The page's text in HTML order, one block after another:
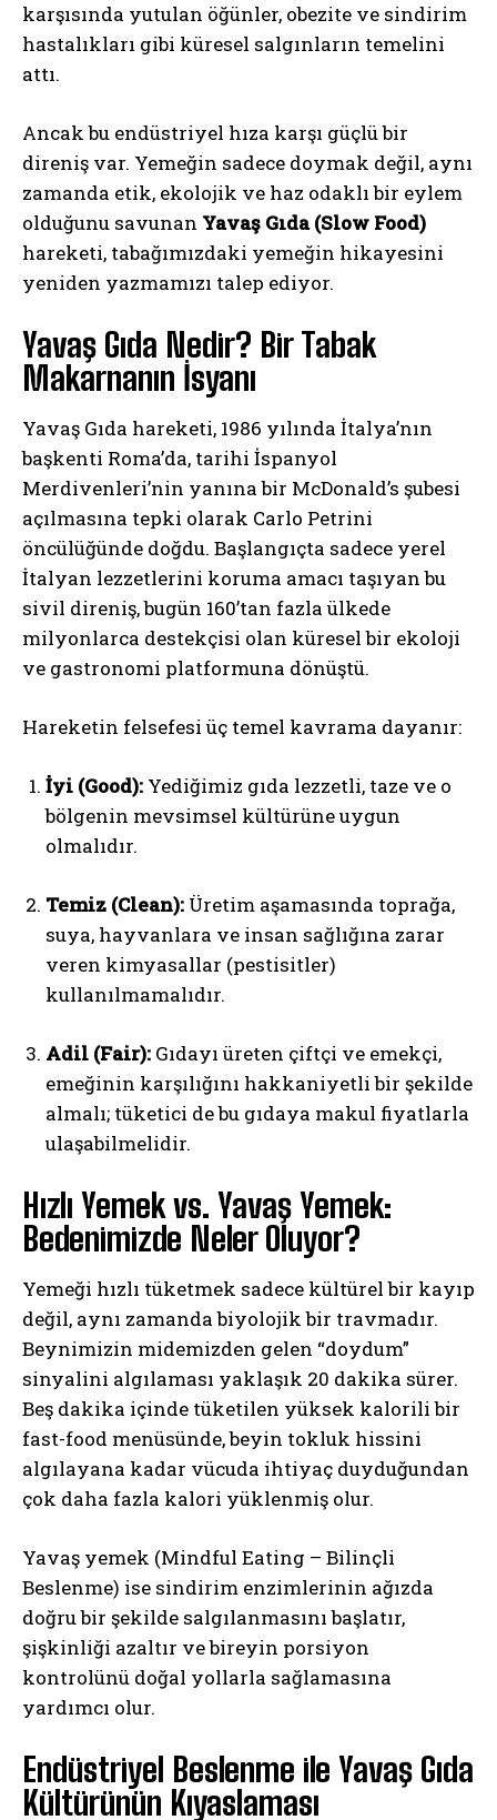
karşısında yutulan öğünler, obezite ve sindirim
hastalıkları gibi küresel salgınların temelini
attı.
Ancak bu endüstriyel hıza karşı güçlü bir
direniş var. Yemeğin sadece doymak değil, aynı
zamanda etik, ekolojik ve haz odaklı bir eylem
olduğunu savunan Yavaş Gıda (Slow Food)
hareketi, tabağımızdaki yemeğin hikayesini
yeniden yazmamızı talep ediyor.
Yavaş Gıda Nedir? Bir Tabak
Makarnanın İsyanı
Yavaş Gıda hareketi, 1986 yılında İtalya’nın
başkenti Roma’da, tarihi İspanyol
Merdivenleri’nin yanına bir McDonald’s şubesi
açılmasına tepki olarak Carlo Petrini
öncülüğünde doğdu. Başlangıçta sadece yerel
İtalyan lezzetlerini koruma amacı taşıyan bu
sivil direniş, bugün 160’tan fazla ülkede
milyonlarca destekçisi olan küresel bir ekoloji
ve gastronomi platformuna dönüştü.
Hareketin felsefesi üç temel kavrama dayanır:
İyi (Good): Yediğimiz gıda lezzetli, taze ve o
bölgenin mevsimsel kültürüne uygun
olmalıdır.
Temiz (Clean): Üretim aşamasında toprağa,
suya, hayvanlara ve insan sağlığına zarar
veren kimyasallar (pestisitler)
kullanılmamalıdır.
Adil (Fair): Gıdayı üreten çiftçi ve emekçi,
emeğinin karşılığını hakkaniyetli bir şekilde
almalı; tüketici de bu gıdaya makul fiyatlarla
ulaşabilmelidir.
Hızlı Yemek vs. Yavaş Yemek:
Bedenimizde Neler Oluyor?
Yemeği hızlı tüketmek sadece kültürel bir kayıp
değil, aynı zamanda biyolojik bir travmadır.
Beynimizin midemizden gelen “doydum”
sinyalini algılaması yaklaşık 20 dakika sürer.
Beş dakika içinde tüketilen yüksek kalorili bir
fast-food menüsünde, beyin tokluk hissini
algılayana kadar vücuda ihtiyaç duyduğundan
çok daha fazla kalori yüklenmiş olur.
Yavaş yemek (Mindful Eating – Bilinçli
Beslenme) ise sindirim enzimlerinin ağızda
doğru bir şekilde salgılanmasını başlatır,
şişkinliği azaltır ve bireyin porsiyon
kontrolünü doğal yollarla sağlamasına
yardımcı olur.
Endüstriyel Beslenme ile Yavaş Gıda
Kültürünün Kıyaslaması